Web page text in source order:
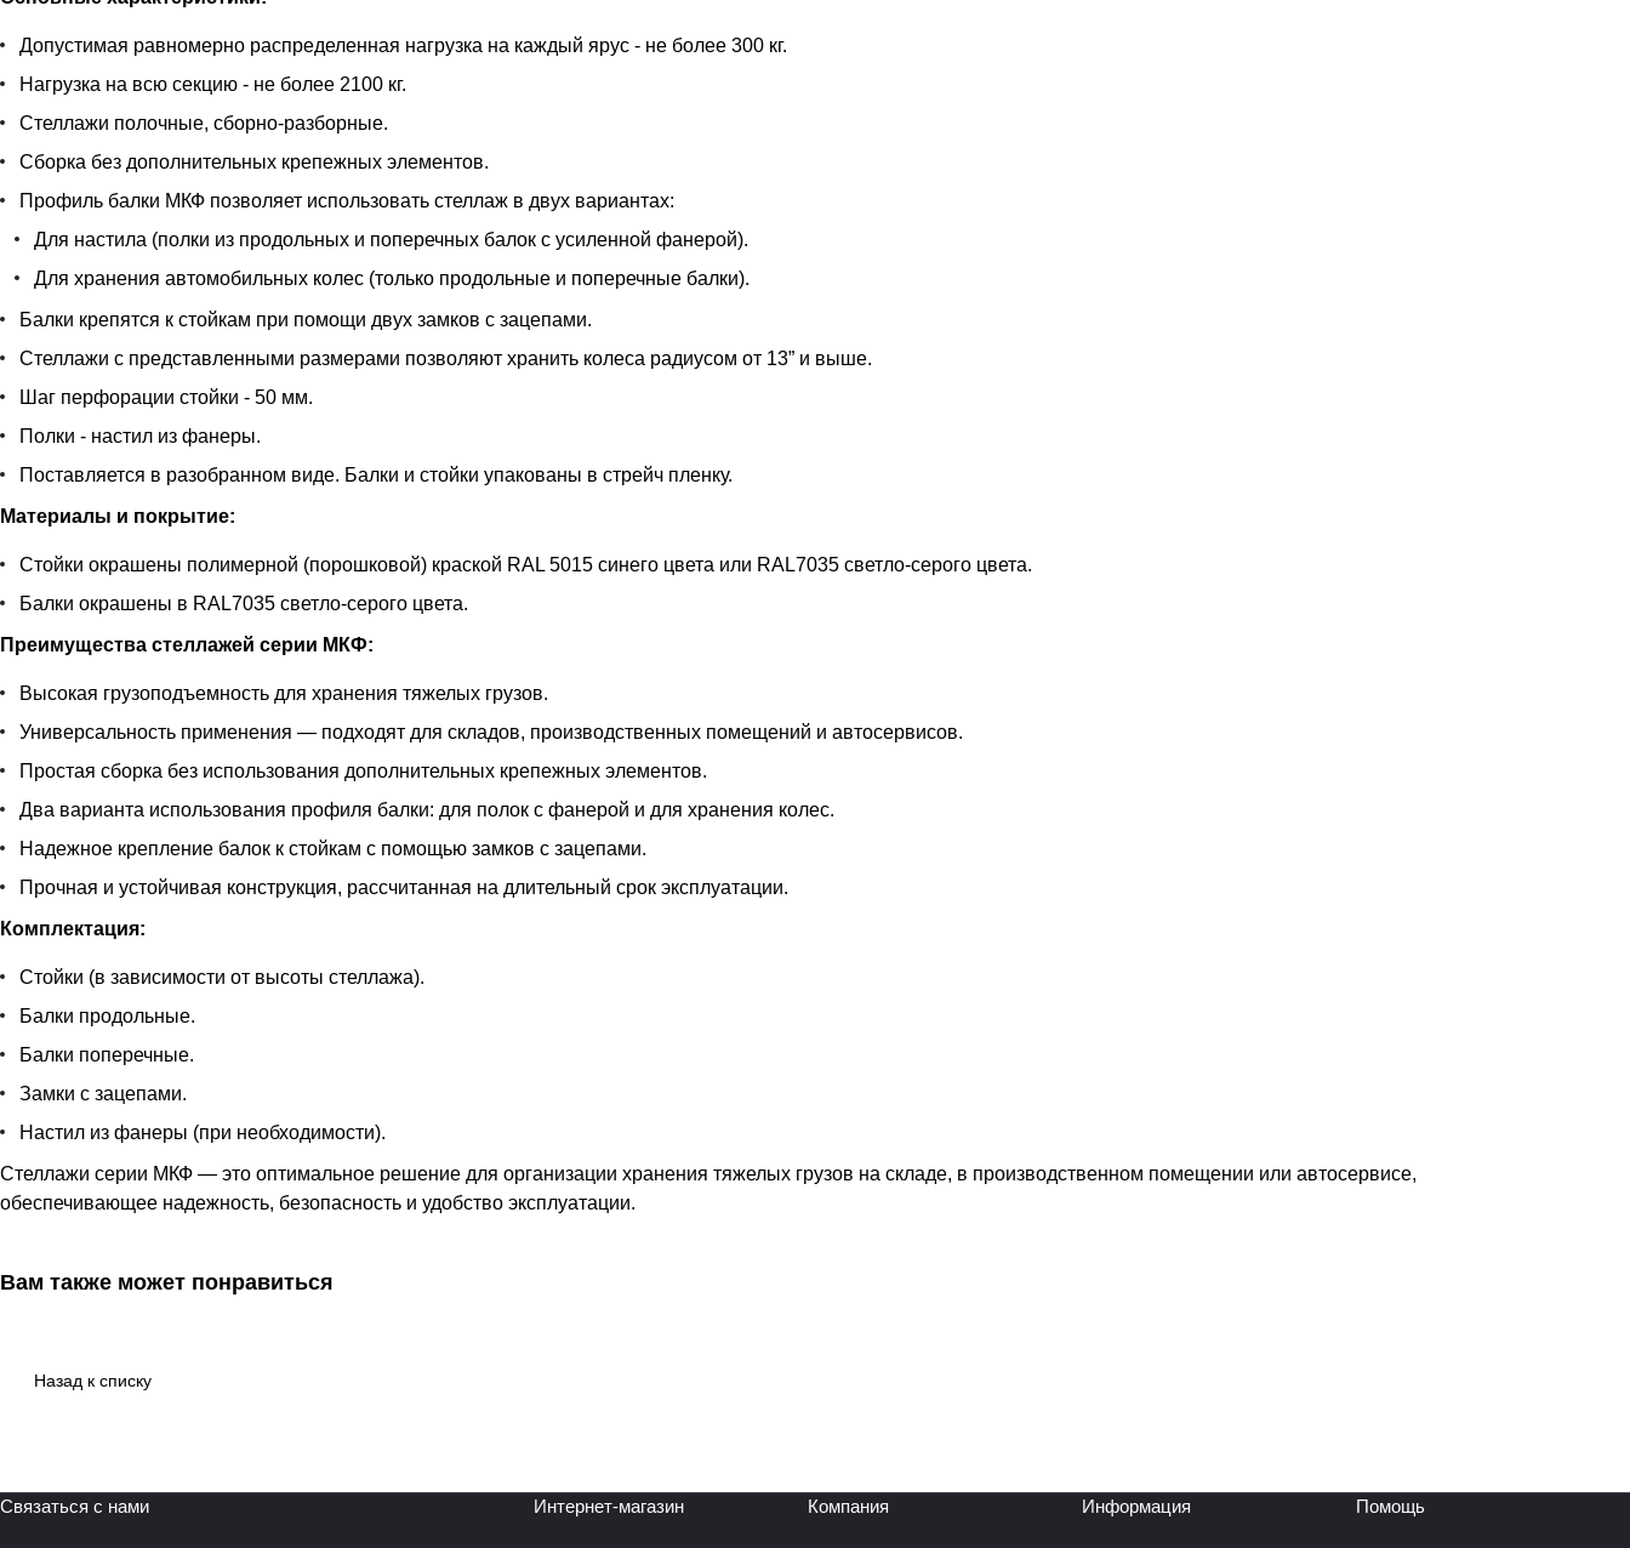
Допустимая равномерно распределенная нагрузка на каждый ярус - не более 300 кг.
Нагрузка на всю секцию - не более 2100 кг.
Стеллажи полочные, сборно-разборные.
Сборка без дополнительных крепежных элементов.
Профиль балки МКФ позволяет использовать стеллаж в двух вариантах:
Для настила (полки из продольных и поперечных балок с усиленной фанерой).
Для хранения автомобильных колес (только продольные и поперечные балки).
Балки крепятся к стойкам при помощи двух замков с зацепами.
Стеллажи с представленными размерами позволяют хранить колеса радиусом от 13” и выше.
Шаг перфорации стойки - 50 мм.
Полки - настил из фанеры.
Поставляется в разобранном виде. Балки и стойки упакованы в стрейч пленку.
Материалы и покрытие:
Стойки окрашены полимерной (порошковой) краской RAL 5015 синего цвета или RAL7035 светло-серого цвета.
Балки окрашены в RAL7035 светло-серого цвета.
Преимущества стеллажей серии МКФ:
Высокая грузоподъемность для хранения тяжелых грузов.
Универсальность применения — подходят для складов, производственных помещений и автосервисов.
Простая сборка без использования дополнительных крепежных элементов.
Два варианта использования профиля балки: для полок с фанерой и для хранения колес.
Надежное крепление балок к стойкам с помощью замков с зацепами.
Прочная и устойчивая конструкция, рассчитанная на длительный срок эксплуатации.
Комплектация:
Стойки (в зависимости от высоты стеллажа).
Балки продольные.
Балки поперечные.
Замки с зацепами.
Настил из фанеры (при необходимости).
Стеллажи серии МКФ — это оптимальное решение для организации хранения тяжелых грузов на складе, в производственном помещении или автосервисе,
обеспечивающее надежность, безопасность и удобство эксплуатации.
Вам также может понравиться
Назад к списку
Связаться с нами Интернет-магазин Компания Информация Помощь